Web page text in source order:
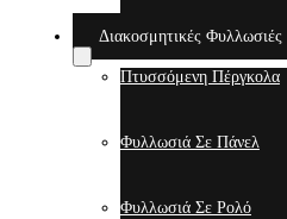
Διακοσμητικές Φυλλωσιές
Πτυσσόμενη Πέργκολα
Φυλλωσιά Σε Πάνελ
Φυλλωσιά Σε Ρολό